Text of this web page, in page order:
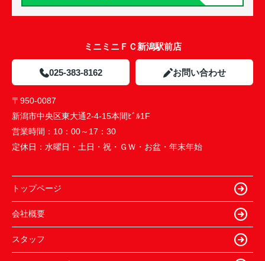
ミニミニＦＣ新潟駅前店
025-383-8162 お問い合わせ
〒950-0087
新潟市中央区東大通2-4-15本間ﾋﾞﾙ1F
営業時間： 10：00～17：30
定休日： 水曜日・土日・祝・ＧＷ・お盆・年末年始
トップページ
会社概要
スタッフ